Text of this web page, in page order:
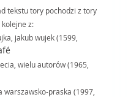
tekstu tory pochodzi z tory
z:
jakub wujek (1599,
wielu autorów (1965,
warszawsko-praska (1997,